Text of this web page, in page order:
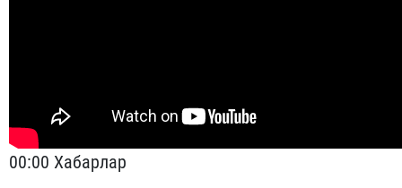
00:00 Хабарлар